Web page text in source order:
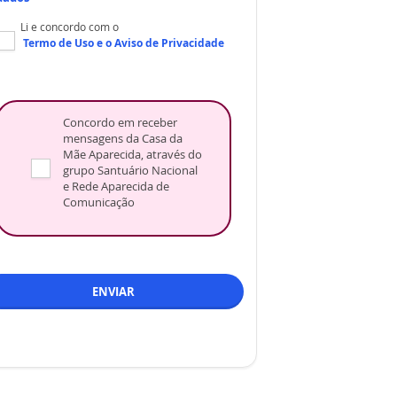
Li e concordo com o
Termo de Usoe oAviso de Privacidade
Concordo em receber
mensagens da Casa da
Mãe Aparecida, através do
grupo Santuário Nacional
e Rede Aparecida de
Comunicação
ENVIAR